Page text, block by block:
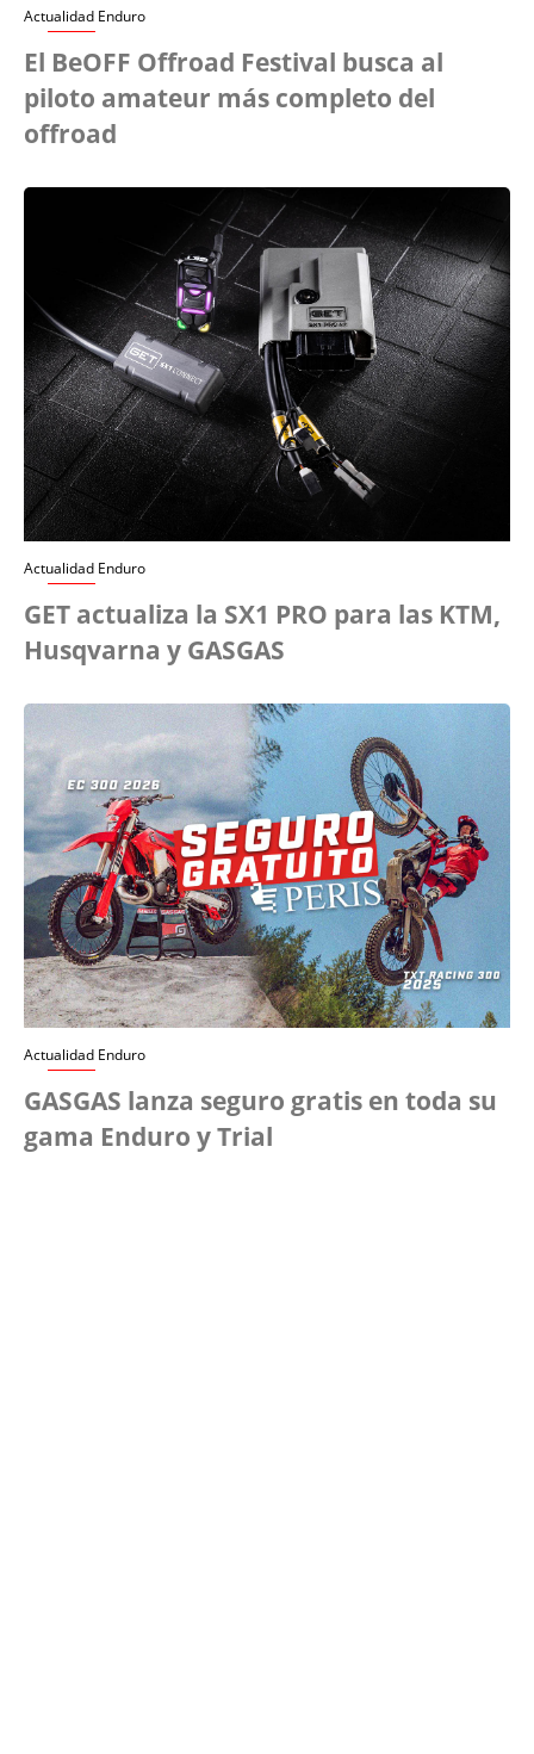
Actualidad Enduro
El BeOFF Offroad Festival busca al
piloto amateur más completo del
offroad
Actualidad Enduro
GET actualiza la SX1 PRO para las KTM,
Husqvarna y GASGAS
Actualidad Enduro
GASGAS lanza seguro gratis en toda su
gama Enduro y Trial